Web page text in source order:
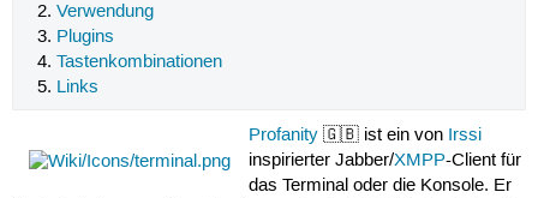
Verwendung
Plugins
Tastenkombinationen
Links
Profanity 🇬🇧 ist ein von Irssi
inspirierter Jabber/XMPP-Client für
das Terminal oder die Konsole. Er